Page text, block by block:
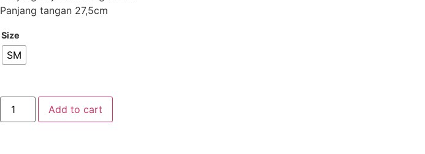
Panjang tangan 27,5cm
Size
SM
Add to cart